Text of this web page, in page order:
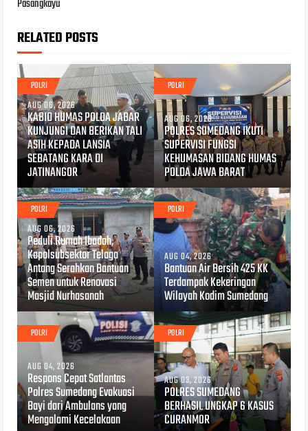
Pasangkayu
RELATED POSTS
POLRI
AUG 06, 2026
KABID HUMAS POLDA JABAR
KUNJUNGI DAN BERIKAN TALI
ASIH KEPADA LANSIA
SEBATANG KARA DI
JATINANGOR
POLRI
AUG 06, 2026
POLRES SUMEDANG IKUTI
SUPERVISI FUNGSI
KEHUMASAN BIDANG HUMAS
POLDA JAWA BARAT
POLRI
AUG 06, 2026
Peduli Rumah Ibadah,
Kapolsubsektor Telaga
Antang Serahkan Bantuan
Semen untuk Renovasi
Masjid Nurhasanah
POLRI
AUG 04, 2026
Bantuan Air Bersih 425 KK
Terdampak Kekeringan
Wilayah Kodim Sumedang
POLRI
AUG 04, 2026
Respons Cepat Satlantas
Polres Sumedang Evakuasi
Bayi dari Ambulans yang
Mengalami Kecelakaan
POLRI
AUG 03, 2026
POLRES SUMEDANG
BERHASIL UNGKAP 6 KASUS
CURANMOR